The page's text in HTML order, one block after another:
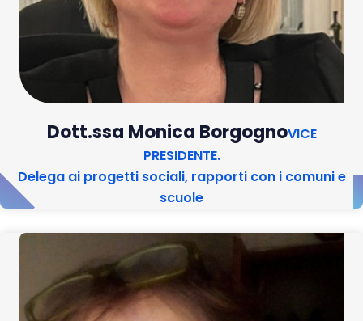
Dott.ssa Monica BorgognoVICE
PRESIDENTE.
Delega ai progetti sociali, rapporti con i comuni e
scuole